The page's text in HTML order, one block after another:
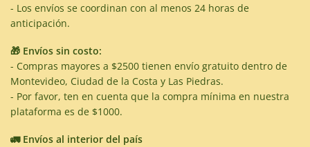
- Los envíos se coordinan con al menos 24 horas de
anticipación.
🎁 Envíos sin costo:
- Compras mayores a $2500 tienen envío gratuito dentro de
Montevideo, Ciudad de la Costa y Las Piedras.
- Por favor, ten en cuenta que la compra mínima en nuestra
plataforma es de $1000.
🚛 Envíos al interior del país